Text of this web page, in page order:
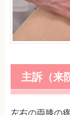
主訴（来
左右の両膝の